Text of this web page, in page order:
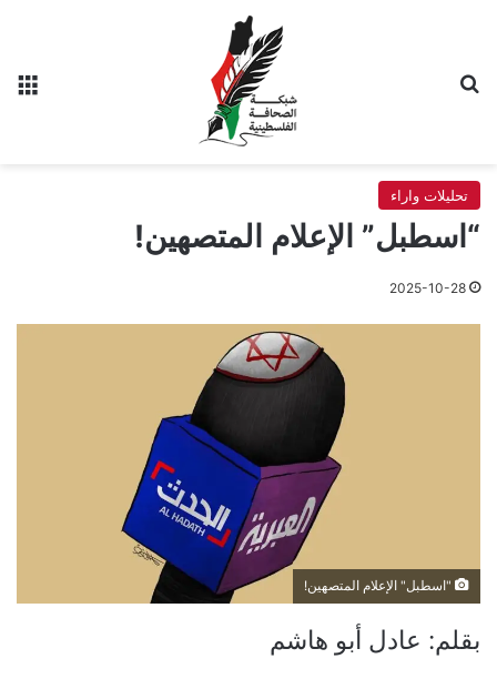
تحليلات واراء
“اسطبل” الإعلام المتصهين!
2025-10-28
"اسطبل" الإعلام المتصهين!
بقلم: عادل أبو هاشم